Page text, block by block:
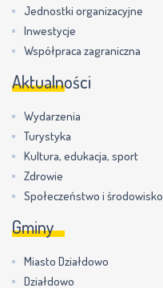
Jednostki organizacyjne
Inwestycje
Współpraca zagraniczna
Aktualności
Wydarzenia
Turystyka
Kultura, edukacja, sport
Zdrowie
Społeczeństwo i środowisko
Gminy
Miasto Działdowo
Działdowo